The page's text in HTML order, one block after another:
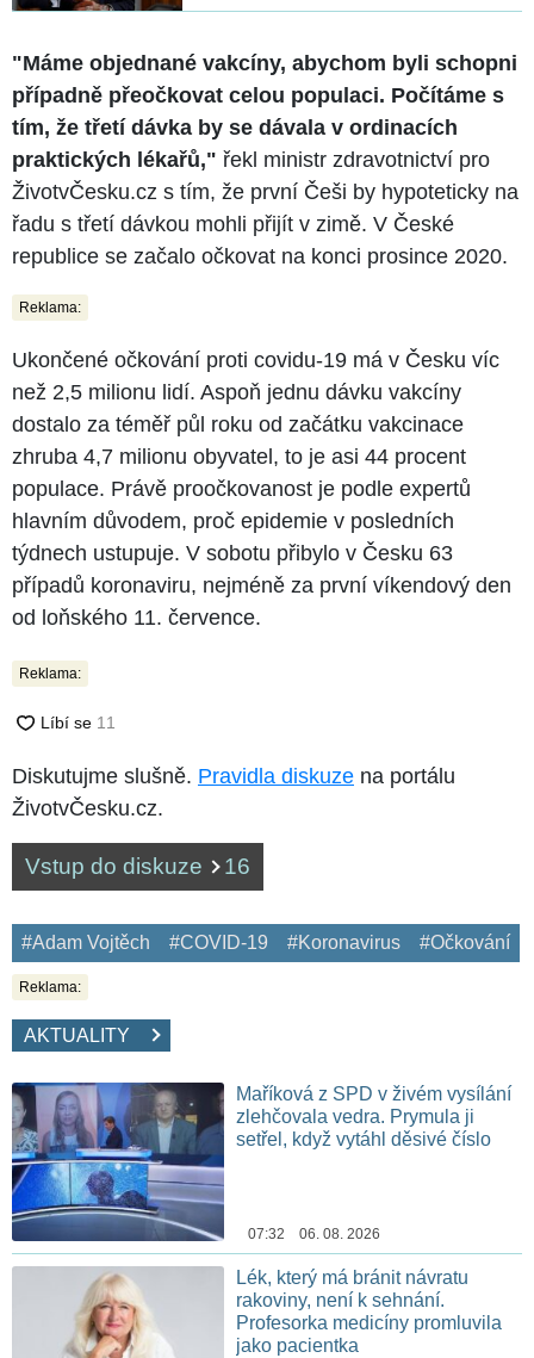
"Máme objednané vakcíny, abychom byli schopni
případně přeočkovat celou populaci. Počítáme s
tím, že třetí dávka by se dávala v ordinacích
praktických lékařů," řekl ministr zdravotnictví pro
ŽivotvČesku.cz s tím, že první Češi by hypoteticky na
řadu s třetí dávkou mohli přijít v zimě. V České
republice se začalo očkovat na konci prosince 2020.
Reklama:
Ukončené očkování proti covidu-19 má v Česku víc
než 2,5 milionu lidí. Aspoň jednu dávku vakcíny
dostalo za téměř půl roku od začátku vakcinace
zhruba 4,7 milionu obyvatel, to je asi 44 procent
populace. Právě proočkovanost je podle expertů
hlavním důvodem, proč epidemie v posledních
týdnech ustupuje. V sobotu přibylo v Česku 63
případů koronaviru, nejméně za první víkendový den
od loňského 11. července.
Reklama:
Diskutujme slušně. Pravidla diskuze na portálu
ŽivotvČesku.cz.
Vstup do diskuze 16
#Adam Vojtěch #COVID-19 #Koronavirus #Očkování
Reklama:
AKTUALITY
Maříková z SPD v živém vysílání
zlehčovala vedra. Prymula ji
setřel, když vytáhl děsivé číslo
07:32 06. 08. 2026
Lék, který má bránit návratu
rakoviny, není k sehnání.
Profesorka medicíny promluvila
jako pacientka